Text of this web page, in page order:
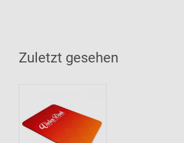
Zuletzt gesehen